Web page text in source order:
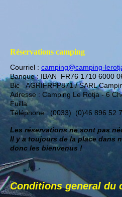
Réservations camping
Courriel : camping@camping-
Banque : IBAN FR76 1710 6000
Bic AGRIFRPP871 / SARL
Adresse : Camping Le Rotja - 6
Fuilla
Téléphone : (0033) (0)46 896 52
Les réservations ne sont pas
Il y a toujours de la place dans
donc les bienvenus !
Conditions general du